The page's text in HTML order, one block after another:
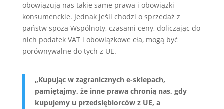
obowiązują nas takie same prawa i obowiązki
konsumenckie. Jednak jeśli chodzi o sprzedaż z
państw spoza Wspólnoty, czasami ceny, doliczając do
nich podatek VAT i obowiązkowe cła, mogą być
porównywalne do tych z UE.
„Kupując w zagranicznych e-sklepach,
pamiętajmy, że inne prawa chronią nas, gdy
kupujemy u przedsiębiorców z UE, a